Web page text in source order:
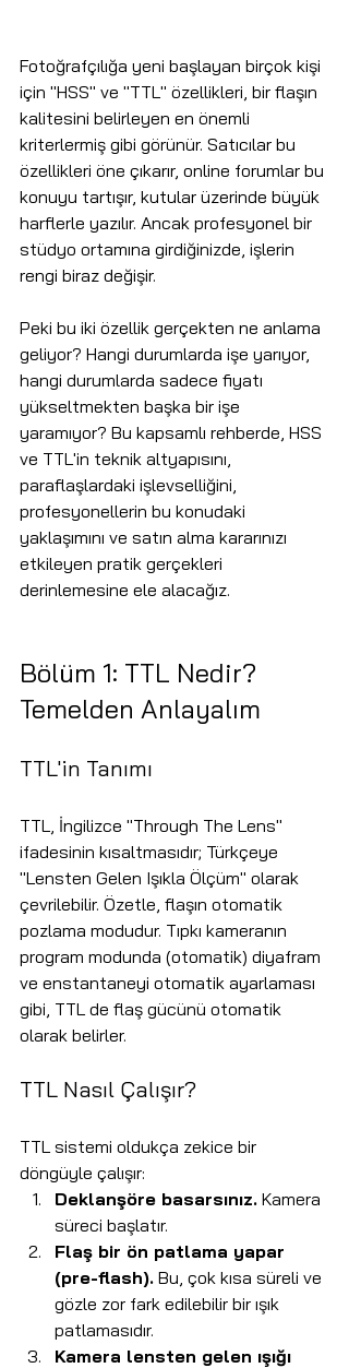
Fotoğrafçılığa yeni başlayan birçok kişi
için "HSS" ve "TTL" özellikleri, bir flaşın
kalitesini belirleyen en önemli
kriterlermiş gibi görünür. Satıcılar bu
özellikleri öne çıkarır, online forumlar bu
konuyu tartışır, kutular üzerinde büyük
harflerle yazılır. Ancak profesyonel bir
stüdyo ortamına girdiğinizde, işlerin
rengi biraz değişir.
Peki bu iki özellik gerçekten ne anlama
geliyor? Hangi durumlarda işe yarıyor,
hangi durumlarda sadece fiyatı
yükseltmekten başka bir işe
yaramıyor? Bu kapsamlı rehberde, HSS
ve TTL'in teknik altyapısını,
paraflaşlardaki işlevselliğini,
profesyonellerin bu konudaki
yaklaşımını ve satın alma kararınızı
etkileyen pratik gerçekleri
derinlemesine ele alacağız.
Bölüm 1: TTL Nedir?
Temelden Anlayalım
TTL'in Tanımı
TTL, İngilizce "Through The Lens"
ifadesinin kısaltmasıdır; Türkçeye
"Lensten Gelen Işıkla Ölçüm" olarak
çevrilebilir. Özetle, flaşın otomatik
pozlama modudur. Tıpkı kameranın
program modunda (otomatik) diyafram
ve enstantaneyi otomatik ayarlaması
gibi, TTL de flaş gücünü otomatik
olarak belirler.
TTL Nasıl Çalışır?
TTL sistemi oldukça zekice bir
döngüyle çalışır:
Deklanşöre basarsınız. Kamera
süreci başlatır.
Flaş bir ön patlama yapar
(pre-flash). Bu, çok kısa süreli ve
gözle zor fark edilebilir bir ışık
patlamasıdır.
Kamera lensten gelen ışığı